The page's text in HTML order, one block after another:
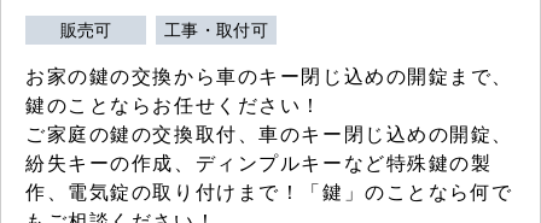
販売可 工事・取付可
お家の鍵の交換から車のキー閉じ込めの開錠まで、
鍵のことならお任せください！
ご家庭の鍵の交換取付、車のキー閉じ込めの開錠、
紛失キーの作成、ディンプルキーなど特殊鍵の製
作、電気錠の取り付けまで！「鍵」のことなら何で